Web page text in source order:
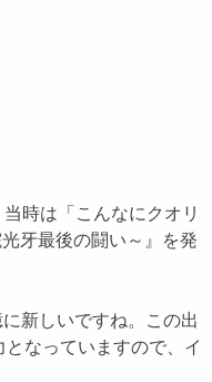
時は「こんなにクオリ
牙最後の闘い～』を発
新しいですね。この出
なっていますので、イ